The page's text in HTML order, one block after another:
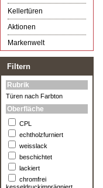
Kellertüren
Aktionen
Markenwelt
Filtern
Rubrik
Türen nach Farbton
Oberfläche
CPL
echtholzfurniert
weisslack
beschichtet
lackiert
chromfrei